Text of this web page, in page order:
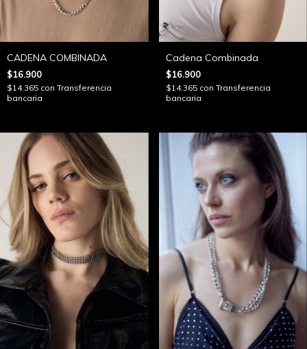
CADENA COMBINADA
$16.900
$14.365 con Transferencia
bancaria
Cadena Combinada
$16.900
$14.365 con Transferencia
bancaria